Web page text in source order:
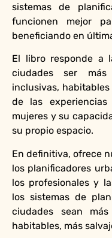
sistemas de
funcionen mejor
beneficiando en
El libro responde a
ciudades ser
inclusivas,
de las
mujeres y su
su propio espacio.
En definitiva, ofrece
los planificadores
los profesionales y
los sistemas de
ciudades sean
habitables, más